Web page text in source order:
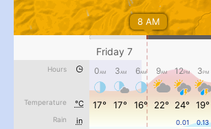
#PipIvanToday...
pimrec_project